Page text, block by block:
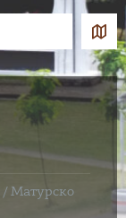
/ Матурско